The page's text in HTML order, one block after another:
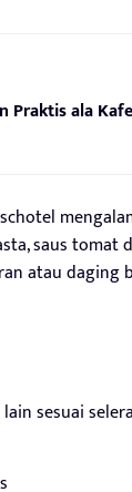
Praktis ala Kafe
saus tomat
atau daging
sesuai